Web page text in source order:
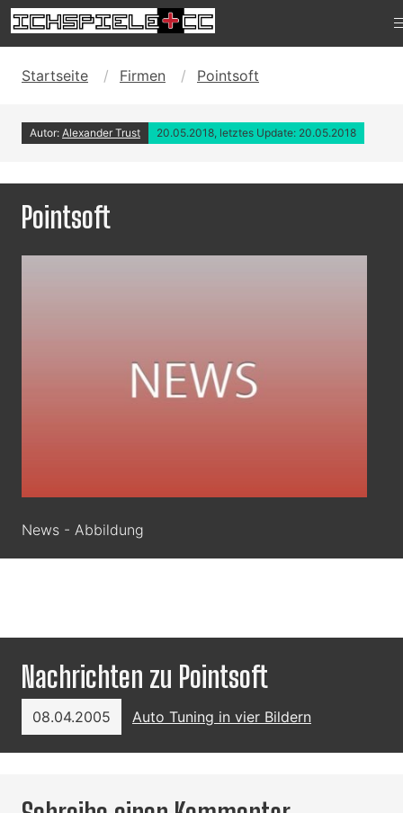
Startseite Firmen Pointsoft
Autor: Alexander Trust 20.05.2018, letztes Update: 20.05.2018
Pointsoft
News - Abbildung
Nachrichten zu Pointsoft
08.04.2005 Auto Tuning in vier Bildern